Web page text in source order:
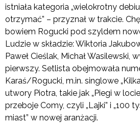
istniała kategoria „wielokrotny
otrzymać” – przyznał w trakcie.
bowiem Rogucki pod szyldem
Ludzie w składzie: Wiktoria
Paweł Cieślak, Michał Wasilewski,
pierwszy. Setlista obejmowała
Karaś/Rogucki, m.in. singlowe
utwory Piotra, takie jak „Piegi w
przeboje Comy, czyli „Lajki” i „100
miast” w nowej aranżacji.